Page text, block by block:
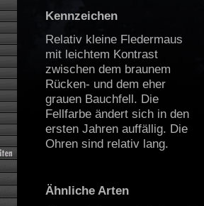
Kennzeichen
Relativ kleine Fledermaus
mit leichtem Kontrast
zwischen dem braunem
Rücken- und dem eher
grauen Bauchfell. Die
Fellfarbe ändert sich in den
ersten Jahren auffällig. Die
Ohren sind relativ lang.
Ähnliche Arten